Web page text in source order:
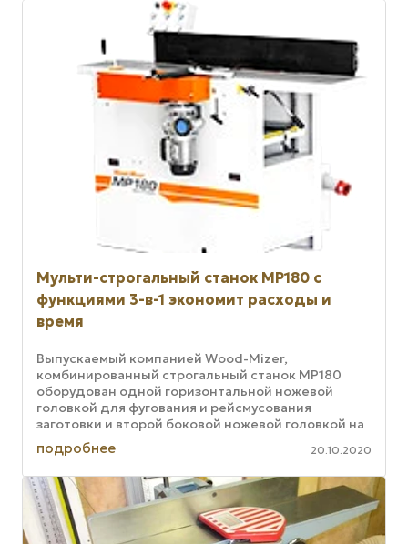
Мульти-строгальный станок MP180 с
функциями 3-в-1 экономит расходы и
время
Выпускаемый компанией Wood-Mizer,
комбинированный строгальный станок MP180
оборудован одной горизонтальной ножевой
головкой для фугования и рейсмусования
заготовки и второй боковой ножевой головкой на
нижнем столе для фрезерования. Это одна из ...
подробнее 20.10.2020